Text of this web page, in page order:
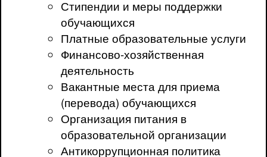
Стипендии и меры поддержки
обучающихся
Платные образовательные услуги
Финансово-хозяйственная
деятельность
Вакантные места для приема
(перевода) обучающихся
Организация питания в
образовательной организации
Антикоррупционная политика